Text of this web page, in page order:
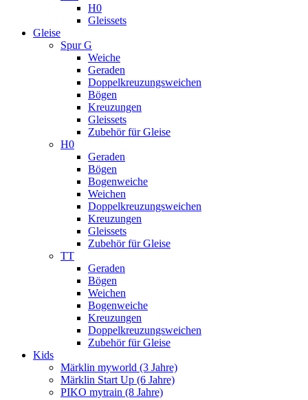
H0
Gleissets
Gleise
Spur G
Weiche
Geraden
Doppelkreuzungsweichen
Bögen
Kreuzungen
Gleissets
Zubehör für Gleise
H0
Geraden
Bögen
Bogenweiche
Weichen
Doppelkreuzungsweichen
Kreuzungen
Gleissets
Zubehör für Gleise
TT
Geraden
Bögen
Weichen
Bogenweiche
Kreuzungen
Doppelkreuzungsweichen
Zubehör für Gleise
Kids
Märklin myworld (3 Jahre)
Märklin Start Up (6 Jahre)
PIKO mytrain (8 Jahre)